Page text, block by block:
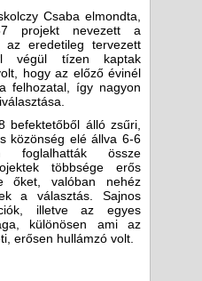
Csaba elmondta,
projekt nevezett a
az eredetileg tervezett
végül tízen kaptak
hogy az előző évinél
felhozatal, így nagyon
befektetőből álló zsűri,
közönség elé állva 6-6
foglalhatták össze
többsége erős
őket, valóban nehéz
a választás. Sajnos
illetve az egyes
különösen ami az
erősen hullámzó volt.